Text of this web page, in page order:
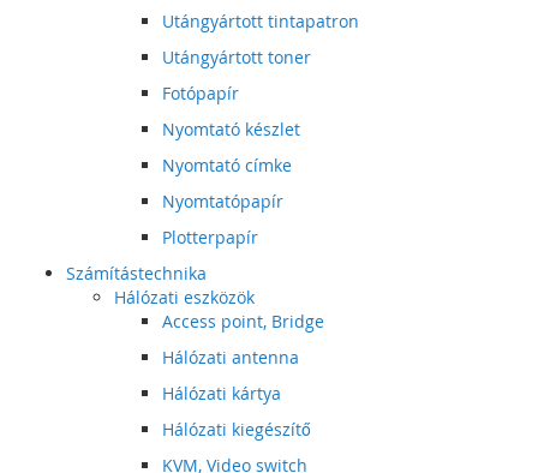
Utángyártott tintapatron
Utángyártott toner
Fotópapír
Nyomtató készlet
Nyomtató címke
Nyomtatópapír
Plotterpapír
Számítástechnika
Hálózati eszközök
Access point, Bridge
Hálózati antenna
Hálózati kártya
Hálózati kiegészítő
KVM, Video switch